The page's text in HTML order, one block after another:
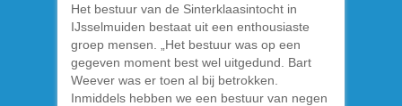
Het bestuur van de Sinterklaasintocht in
IJsselmuiden bestaat uit een enthousiaste
groep mensen. „Het bestuur was op een
gegeven moment best wel uitgedund. Bart
Weever was er toen al bij betrokken.
Inmiddels hebben we een bestuur van negen